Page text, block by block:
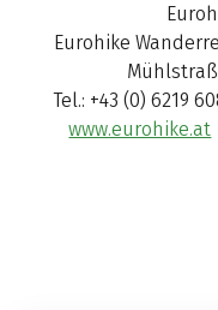
Eurohike
Tel.: +43 (0) 6219
www.eurohike.at